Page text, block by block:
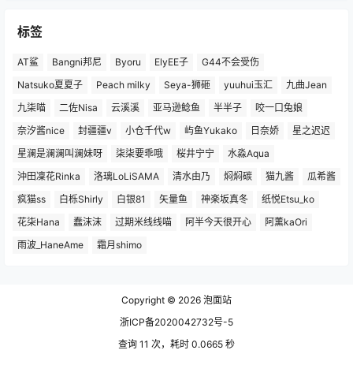
标签
AT鲨 Bangni邦尼 Byoru ElyEE子
G44不会受伤
Natsuko夏夏子
Peach milky Seya-狮砸 yuuhui玉汇
九曲Jean
九柒喵
二佐Nisa 云溪溪 亚马逊鲶鱼 半半子
咬一口兔娘
奈汐酱nice
封疆疆v 小仓千代w 屿鱼Yukako 日奈娇
星之迟迟
星澜是澜澜叫澜妹呀
柒柒要乖哦 桜井宁宁
水淼Aqua
沖田凜花Rinka
洛璃LoLiSAMA 清水由乃 焖焖碳 猫九酱
瓜希酱
疯猫ss
白栎Shirly 白银81 矢量鱼 神楽坂真冬
纸悦Etsu_ko
花柒Hana
蠢沫沫 过期米线线喵 阿半今天很开心
阿薰kaOri
雨波_HaneAme
霜月shimo
Copyright © 2026 泡面站
浙ICP备2020042732号-5
查询 11 次，耗时 0.0665 秒